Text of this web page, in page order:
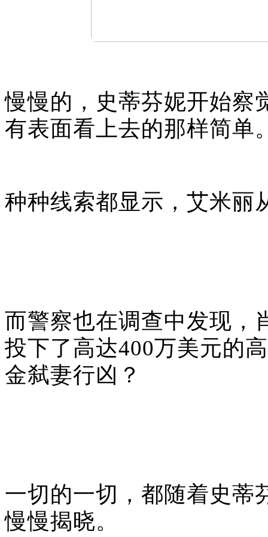
慢慢的，史蒂芬妮开始察
有表面看上去的那样简单
种种线索都显示，艾米丽
而警察也在调查中发现，
投下了高达400万美元的
金弑妻行凶？
一切的一切，都随着史蒂
慢慢揭晓。